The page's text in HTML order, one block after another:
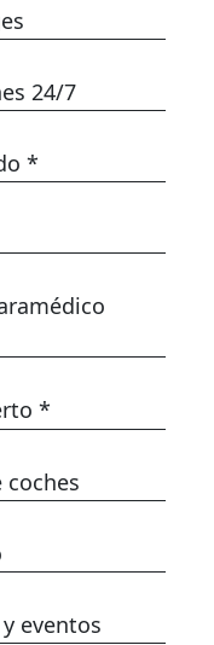
24/7
*
*
coches
eventos